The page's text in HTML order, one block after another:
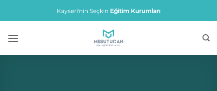
Kayseri'nin Seçkin Eğitim Kurumları